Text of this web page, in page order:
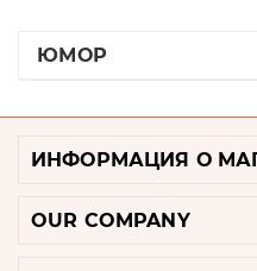
ЮМОР
ИНФОРМАЦИЯ О
OUR COMPANY